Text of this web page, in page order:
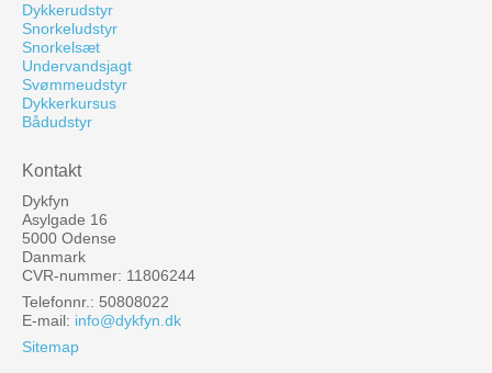
Dykkerudstyr
Snorkeludstyr
Snorkelsæt
Undervandsjagt
Svømmeudstyr
Dykkerkursus
Bådudstyr
Kontakt
Dykfyn
Asylgade 16
5000 Odense
Danmark
CVR-nummer: 11806244
Telefonnr.: 50808022
E-mail: info@dykfyn.dk
Sitemap